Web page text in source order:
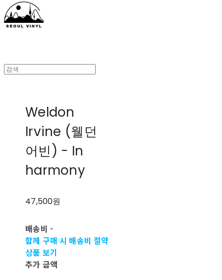
Weldon
Irvine (웰던
어빈) - In
harmony
47,500원
배송비 -
함께 구매 시 배송비 절약
상품 보기
추가 금액